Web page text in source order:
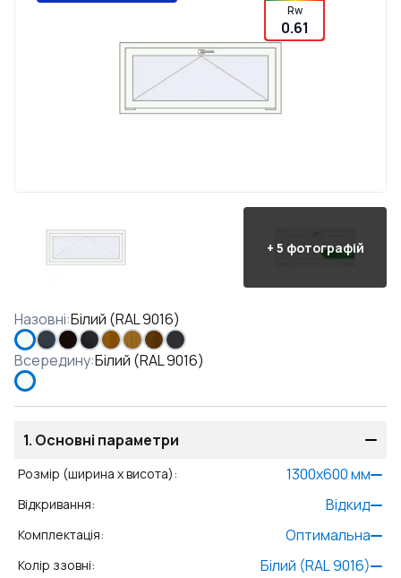
Rw
0.61
+ 5 фотографій
Назовні:Білий (RAL 9016)
Всередину:Білий (RAL 9016)
1. Основні параметри
Розмір (ширина x висота): 1300x600мм
Відкривання: Відкид
Комплектація: Оптимальна
Колір ззовні: Білий (RAL 9016)